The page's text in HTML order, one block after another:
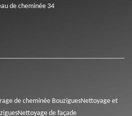
de cheminée 34
de cheminée BouziguesNettoyage et
Nettoyage de façade